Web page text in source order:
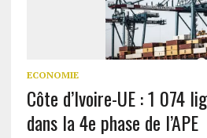
ECONOMIE
Côte d’Ivoire-UE : 1 074
dans la 4e phase de l’APE